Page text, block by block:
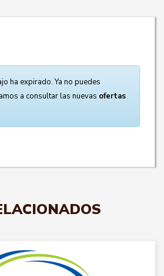
ha expirado. Ya no puedes
a consultar las nuevas ofertas